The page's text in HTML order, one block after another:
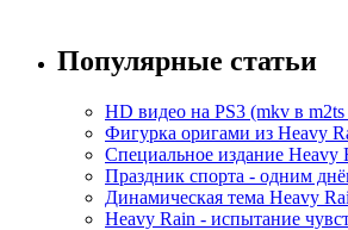
Популярные статьи
HD видео на PS3 (mkv в
Фигурка оригами из Heavy
Специальное издание Heavy
Праздник спорта - одним
Динамическая тема Heavy
Heavy Rain - испытание